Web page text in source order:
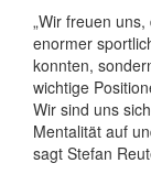
„Wir freuen
enormer
konnten,
wichtige
Wir sind uns
Mentalität auf
sagt Stefan